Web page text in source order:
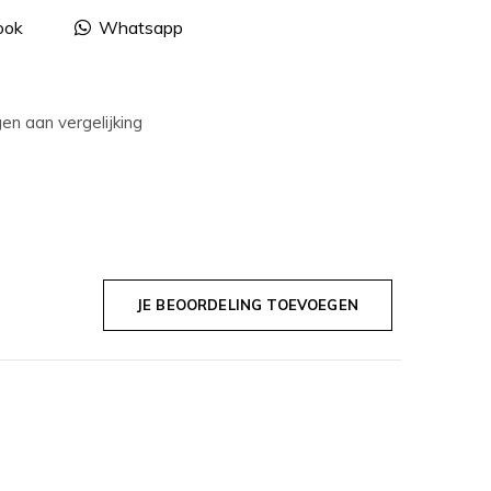
Whatsapp
aan vergelijking
JE BEOORDELING TOEVOEGEN